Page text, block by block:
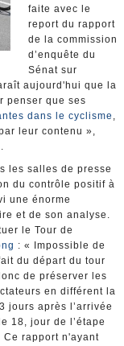
faite avec le
report du rapport
de la commission
d’enquête du
Sénat sur
aujourd'hui que la
penser que ses
dans le cyclisme ,
leur contenu »,
les salles de presse
du contrôle positif à
une énorme
et de son analyse.
le Tour de
: « Impossible de
du départ du tour
de préserver les
en différent la
jours après l’arrivée
18, jour de l’étape
Ce rapport n'ayant